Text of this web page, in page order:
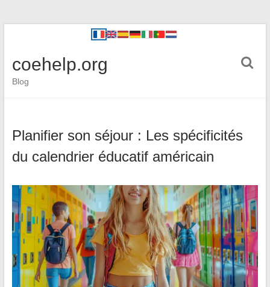
coehelp.org
Blog
Planifier son séjour : Les spécificités
du calendrier éducatif américain